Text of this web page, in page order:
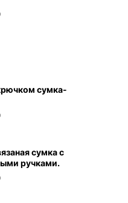
сумка-
сумка с
ручками.